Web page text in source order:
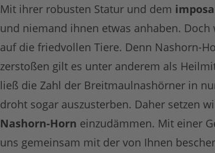
Mit ihrer robusten Statur und dem
und niemand ihnen etwas anhaben.
auf die friedvollen Tiere. Denn Nashorn-
zerstoßen gilt es unter anderem als
ließ die Zahl der Breitmaulnashörner in
droht sogar auszusterben. Daher setzen
Nashorn-Horn einzudämmen. Mit einer
uns gemeinsam mit der von Ihnen